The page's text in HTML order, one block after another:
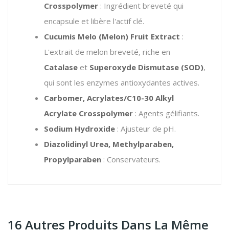
Crosspolymer : Ingrédient breveté qui
encapsule et libère l'actif clé.
Cucumis Melo (Melon) Fruit Extract :
L'extrait de melon breveté, riche en
Catalase et Superoxyde Dismutase (SOD),
qui sont les enzymes antioxydantes actives.
Carbomer, Acrylates/C10-30 Alkyl
Acrylate Crosspolymer : Agents gélifiants.
Sodium Hydroxide : Ajusteur de pH.
Diazolidinyl Urea, Methylparaben,
Propylparaben : Conservateurs.
16 Autres Produits Dans La Même